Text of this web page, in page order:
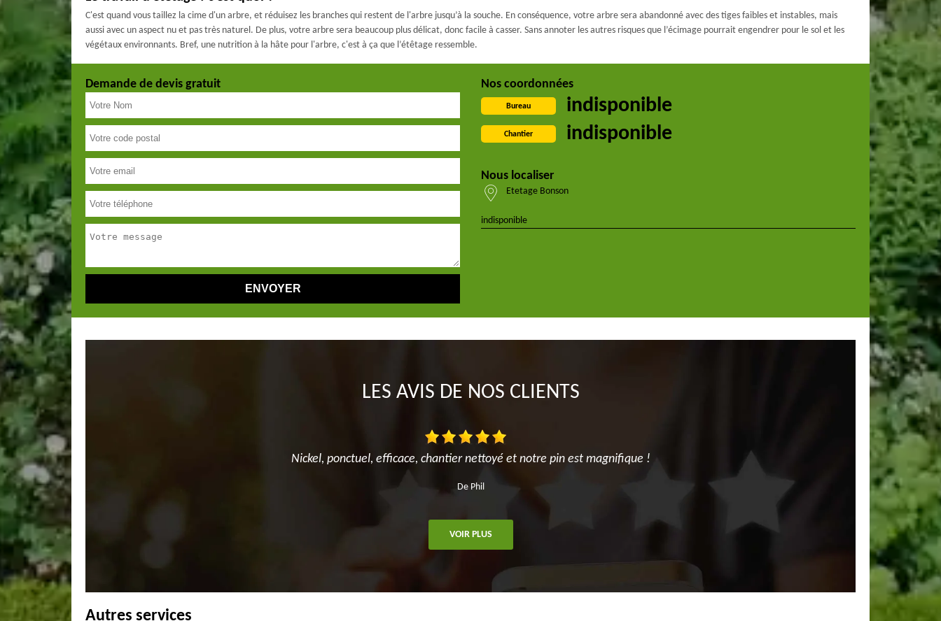
C'est quand vous taillez la cime d'un arbre, et réduisez les branches qui restent de l'arbre jusqu’à la souche. En conséquence, votre arbre sera abandonné avec des tiges faibles et instables, mais
aussi avec un aspect nu et pas très naturel. De plus, votre arbre sera beaucoup plus délicat, donc facile à casser. Sans annoter les autres risques que l’écimage pourrait engendrer pour le sol et les
végétaux environnants. Bref, une nutrition à la hâte pour l'arbre, c'est à ça que l’étêtage ressemble.
Demande de devis gratuit Nos coordonnées
Bureau indisponible
Chantier indisponible
Nous localiser
Etetage Bonson
indisponible
LES AVIS DE NOS CLIENTS
Nickel, ponctuel, efficace, chantier nettoyé et notre pin est magnifique !
De Phil
VOIR PLUS
Autres services